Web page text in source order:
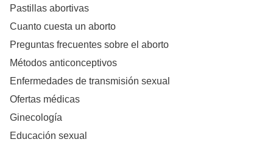
Pastillas abortivas
Cuanto cuesta un aborto
Preguntas frecuentes sobre el aborto
Métodos anticonceptivos
Enfermedades de transmisión sexual
Ofertas médicas
Ginecología
Educación sexual